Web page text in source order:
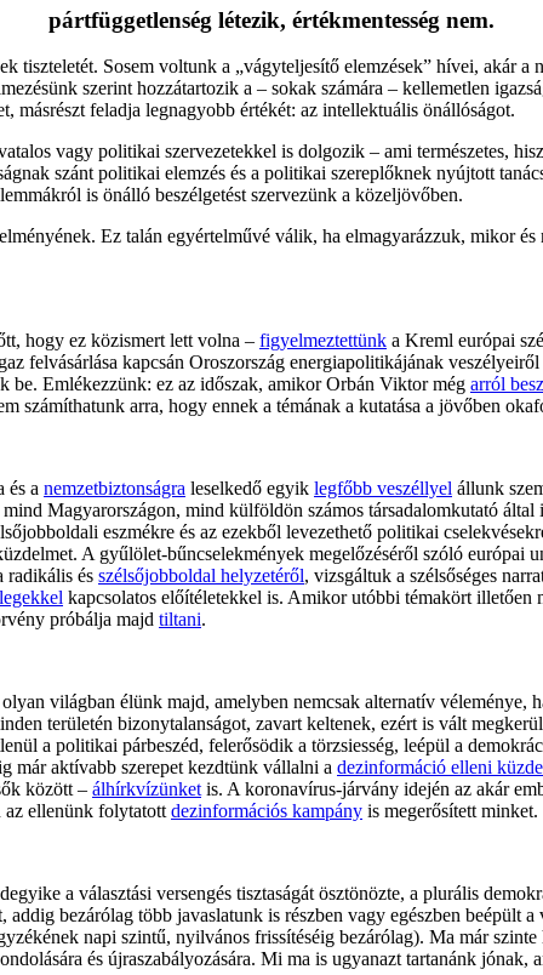
pártfüggetlenség létezik, értékmentesség nem.
tiszteletét. Sosem voltunk a „vágyteljesítő elemzések” hívei, akár
szerint hozzátartozik a – sokak számára – kellemetlen
másrészt feladja legnagyobb értékét: az intellektuális önállóságot.
vagy politikai szervezetekkel is dolgozik – ami természetes,
szánt politikai elemzés és a politikai szereplőknek nyújtott
is önálló beszélgetést szervezünk a közeljövőben.
Ez talán egyértelművé válik, ha elmagyarázzuk, mikor
hogy ez közismert lett volna – figyelmeztettünk a Kreml európai
felvásárlása kapcsán Oroszország energiapolitikájának
be. Emlékezzünk: ez az időszak, amikor Orbán Viktor még arról
számíthatunk arra, hogy ennek a témának a kutatása a jövőben
és a nemzetbiztonságra leselkedő egyik legfőbb veszéllyel állunk
Magyarországon, mind külföldön számos társadalomkutató által
eszmékre és az ezekből levezethető politikai
A gyűlölet-bűncselekmények megelőzéséről szóló
radikális és szélsőjobboldal helyzetéről, vizsgáltuk a szélsőséges
kapcsolatos előítéletekkel is. Amikor utóbbi témakört illetően
próbálja majd tiltani.
világban élünk majd, amelyben nemcsak alternatív véleménye,
területén bizonytalanságot, zavart keltenek, ezért is vált
a politikai párbeszéd, felerősödik a törzsiesség, leépül a
már aktívabb szerepet kezdtünk vállalni a dezinformáció elleni
között – álhírkvízünket is. A koronavírus-járvány idején az akár
ellenünk folytatott dezinformációs kampány is megerősített minket.
a választási versengés tisztaságát ösztönözte, a plurális
bezárólag több javaslatunk is részben vagy egészben beépült
napi szintű, nyilvános frissítéséig bezárólag). Ma már
és újraszabályozására. Mi ma is ugyanazt tartanánk